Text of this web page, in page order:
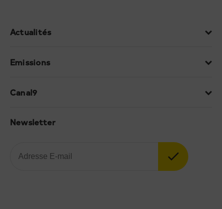
Actualités
Emissions
Canal9
Newsletter